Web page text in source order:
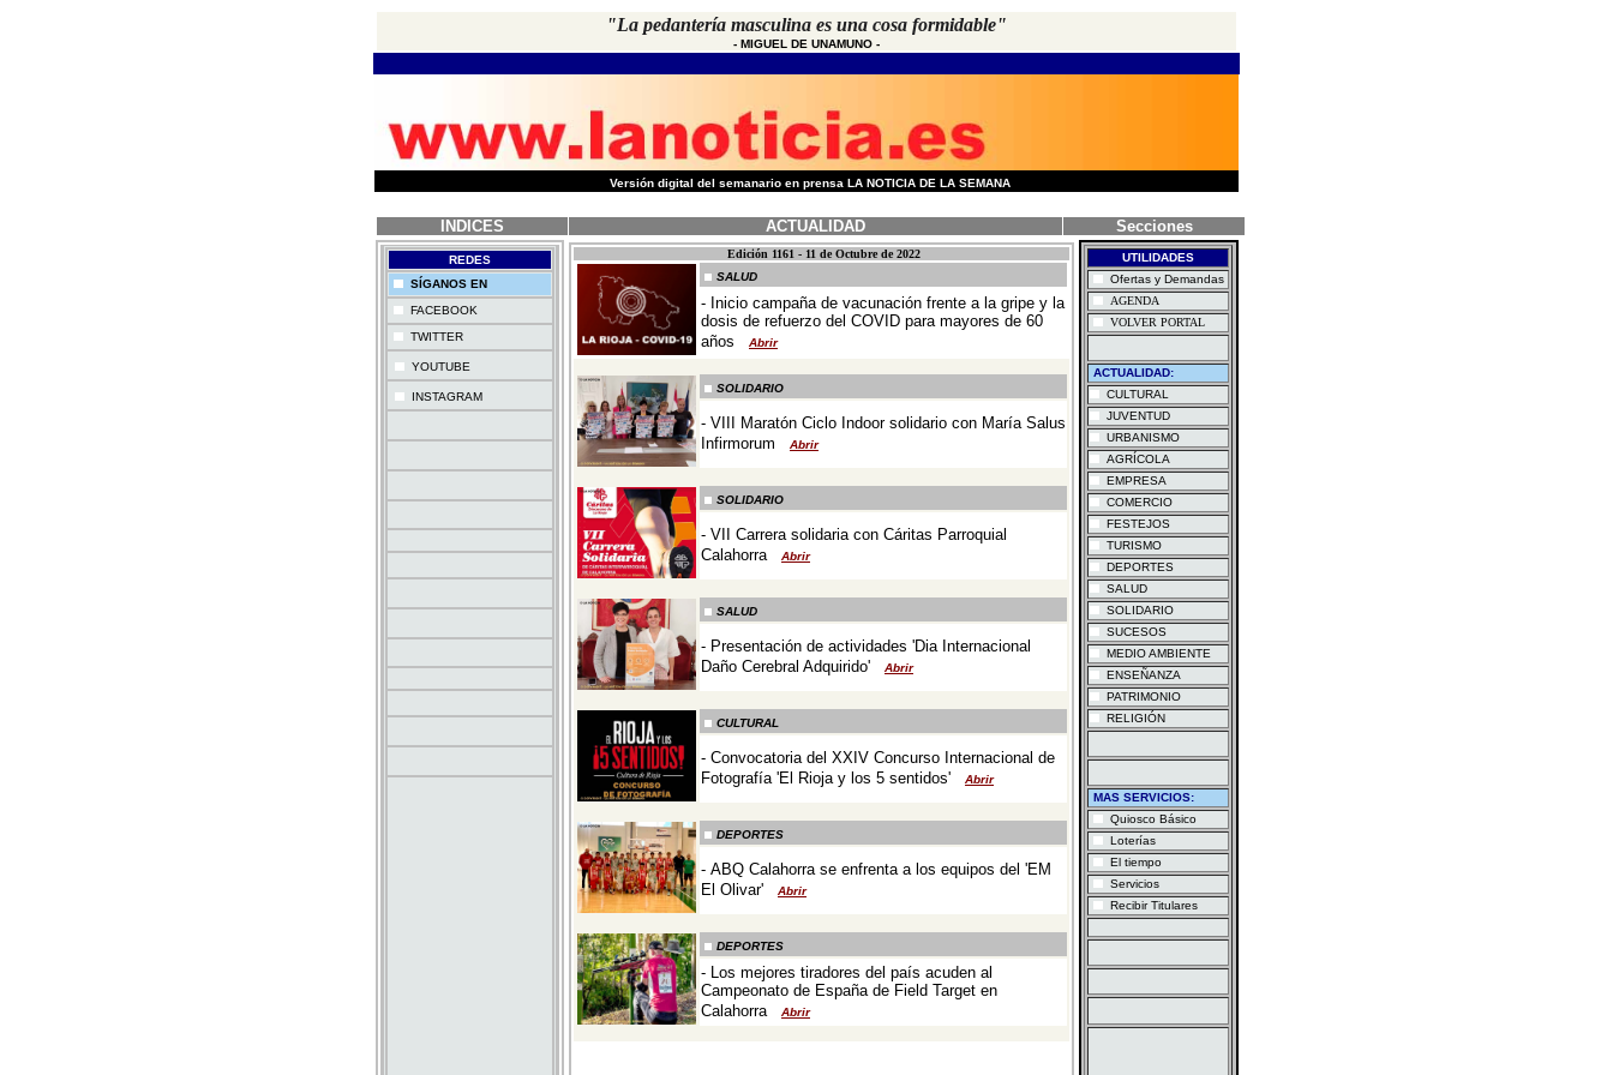
"La pedantería masculina es una cosa formidable"
- MIGUEL DE UNAMUNO -
Versión digital del semanario en prensa LA NOTICIA DE LA SEMANA
INDICES ACTUALIDAD Secciones